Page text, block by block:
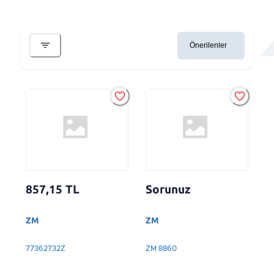
857,15 TL
ZM
77362732Z
Sorunuz
ZM
ZM 8860